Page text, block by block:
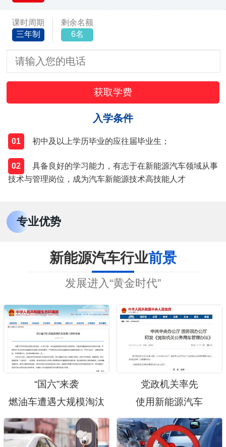
课时周期
三年制
剩余名额
6名
入学条件
01 初中及以上学历毕业的应往届毕业生；
02
具备良好的学习能力，有志于在新能源汽车领域从事
技术与管理岗位，成为汽车新能源技术高技能人才
专业优势
新能源汽车行业前景
发展进入“黄金时代”
“国六”来袭
燃油车遭遇大规模淘汰
党政机关率先
使用新能源汽车